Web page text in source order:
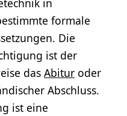
in
formale
Die
ist der
das Abitur oder
Abschluss.
ist eine